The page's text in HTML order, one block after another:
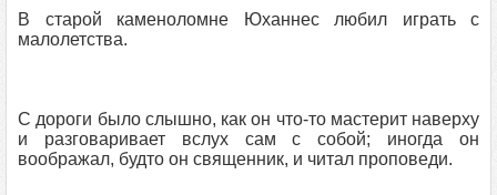
В старой каменоломне Юханнес любил играть с
малолетства.
С дороги было слышно, как он что-то мастерит наверху
и разговаривает вслух сам с собой; иногда он
воображал, будто он священник, и читал проповеди.